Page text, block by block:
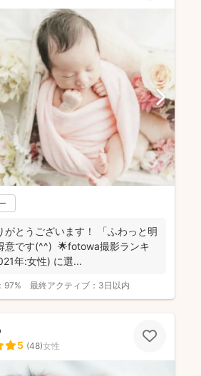
がとうございます！ 「ふわっと明
意です(^^) 🌟fotowa撮影ランキ
年:女性) に選...
97% 最終アクティブ： 3日以内
5 (48)女性